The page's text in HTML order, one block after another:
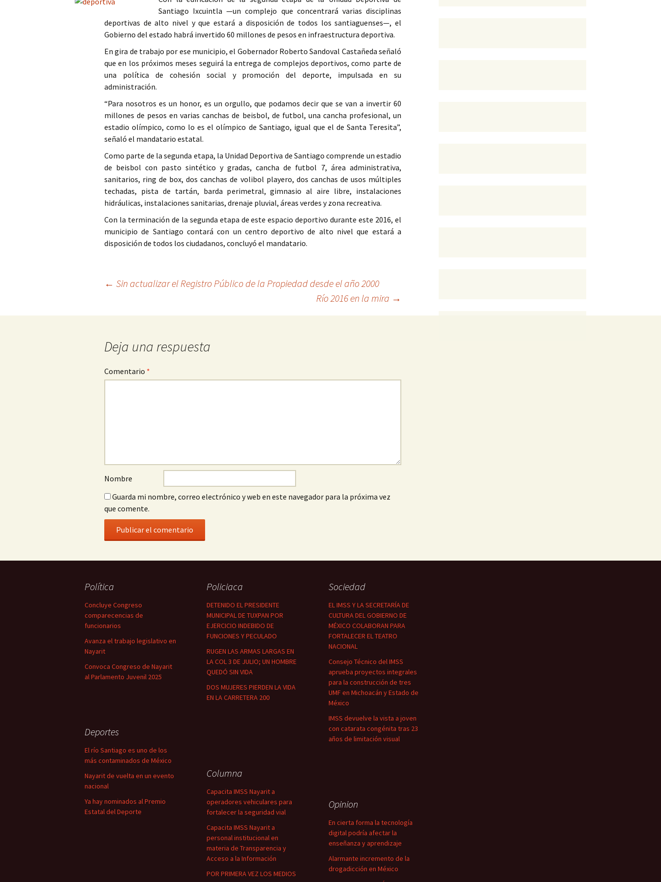
Opinión
Santiago Ixcuintla —un complejo que concentrará varias disciplinas
deportivas de alto nivel y que estará a disposición de todos los santiaguenses—, el
Gobierno del estado habrá invertido 60 millones de pesos en infraestructura deportiva.
En gira de trabajo por ese municipio, el Gobernador Roberto Sandoval Castañeda señaló
que en los próximos meses seguirá la entrega de complejos deportivos, como parte de
una política de cohesión social y promoción del deporte, impulsada en su
administración.
“Para nosotros es un honor, es un orgullo, que podamos decir que se van a invertir 60
millones de pesos en varias canchas de beisbol, de futbol, una cancha profesional, un
estadio olímpico, como lo es el olímpico de Santiago, igual que el de Santa Teresita”,
señaló el mandatario estatal.
Como parte de la segunda etapa, la Unidad Deportiva de Santiago comprende un estadio
de beisbol con pasto sintético y gradas, cancha de futbol 7, área administrativa,
sanitarios, ring de box, dos canchas de volibol playero, dos canchas de usos múltiples
techadas, pista de tartán, barda perimetral, gimnasio al aire libre, instalaciones
hidráulicas, instalaciones sanitarias, drenaje pluvial, áreas verdes y zona recreativa.
Con la terminación de la segunda etapa de este espacio deportivo durante este 2016, el
municipio de Santiago contará con un centro deportivo de alto nivel que estará a
disposición de todos los ciudadanos, concluyó el mandatario.
← Sin actualizar el Registro Público de la Propiedad desde el año 2000
Río 2016 en la mira →
Deja una respuesta
Comentario *
Nombre
Guarda mi nombre, correo electrónico y web en este navegador para la próxima vez
que comente.
Política
Concluye Congreso
comparecencias de
funcionarios
Avanza el trabajo legislativo en
Nayarit
Convoca Congreso de Nayarit
al Parlamento Juvenil 2025
Policiaca
DETENIDO EL PRESIDENTE
MUNICIPAL DE TUXPAN POR
EJERCICIO INDEBIDO DE
FUNCIONES Y PECULADO
RUGEN LAS ARMAS LARGAS EN
LA COL 3 DE JULIO; UN HOMBRE
QUEDÓ SIN VIDA
DOS MUJERES PIERDEN LA VIDA
EN LA CARRETERA 200
Sociedad
EL IMSS Y LA SECRETARÍA DE
CULTURA DEL GOBIERNO DE
MÉXICO COLABORAN PARA
FORTALECER EL TEATRO
NACIONAL
Consejo Técnico del IMSS
aprueba proyectos integrales
para la construcción de tres
UMF en Michoacán y Estado de
México
IMSS devuelve la vista a joven
con catarata congénita tras 23
años de limitación visual
Deportes
El río Santiago es uno de los
más contaminados de México
Nayarit de vuelta en un evento
nacional
Ya hay nominados al Premio
Estatal del Deporte
Columna
Capacita IMSS Nayarit a
operadores vehiculares para
fortalecer la seguridad vial
Capacita IMSS Nayarit a
personal institucional en
materia de Transparencia y
Acceso a la Información
POR PRIMERA VEZ LOS MEDIOS
Opinion
En cierta forma la tecnología
digital podría afectar la
enseñanza y aprendizaje
Alarmante incremento de la
drogadicción en México